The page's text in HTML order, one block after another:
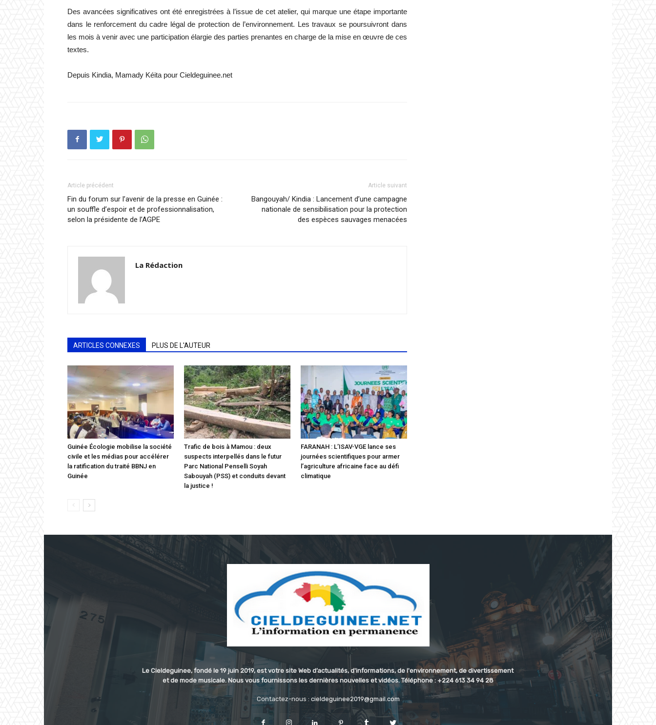
Des avancées significatives ont été enregistrées à l’issue de cet atelier, qui marque une étape importante
dans le renforcement du cadre légal de protection de l’environnement. Les travaux se poursuivront dans
les mois à venir avec une participation élargie des parties prenantes en charge de la mise en œuvre de ces
textes.
Depuis Kindia, Mamady Kéita pour Cieldeguinee.net
Article précédent
Fin du forum sur l’avenir de la presse en Guinée :
un souffle d’espoir et de professionnalisation,
selon la présidente de l’AGPE
Article suivant
Bangouyah/ Kindia : Lancement d’une campagne
nationale de sensibilisation pour la protection
des espèces sauvages menacées
La Rédaction
ARTICLES CONNEXES PLUS DE L'AUTEUR
Guinée Écologie mobilise la société
civile et les médias pour accélérer
la ratification du traité BBNJ en
Guinée
Trafic de bois à Mamou : deux
suspects interpellés dans le futur
Parc National Penselli Soyah
Sabouyah (PSS) et conduits devant
la justice !
FARANAH : L’ISAV-VGE lance ses
journées scientifiques pour armer
l’agriculture africaine face au défi
climatique
Le Cieldeguinee, fondé le 19 juin 2019, est votre site Web d’actualités, d'informations, de l'environnement, de divertissement
et de mode musicale. Nous vous fournissons les dernières nouvelles et vidéos. Téléphone : +224 613 34 94 28
Contactez-nous : cieldeguinee2019@gmail.com